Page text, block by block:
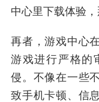
中心里下载体验，
再者，游戏中心
游戏进行严格的
侵。不像在一些
致手机卡顿、信